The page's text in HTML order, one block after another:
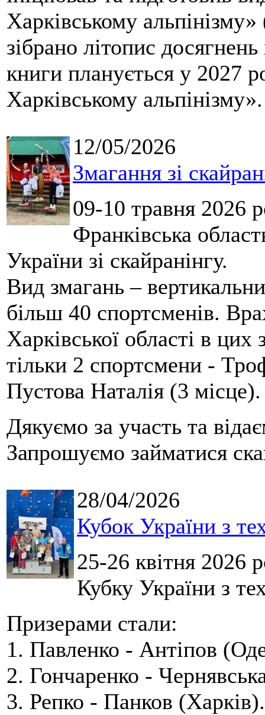
Харківському
зібрано літопис
книги планується у 2027
Харківському альпінізму».
12/05/2026
Змагання зі
09-10 травня 2026
Франківська
України зі скайранінгу.
Вид змагань –
більш 40 спортсменів.
Харківської області в
тільки 2 спортсмени -
Пустова Наталія (3 місце).
Дякуємо за участь та
Запрошуємо займатися
28/04/2026
Кубок України з
25-26 квітня 2026
Кубку України з
Призерами стали:
1. Павленко - Антіпов
2. Гончаренко -
3. Репко - Панков (Харків).